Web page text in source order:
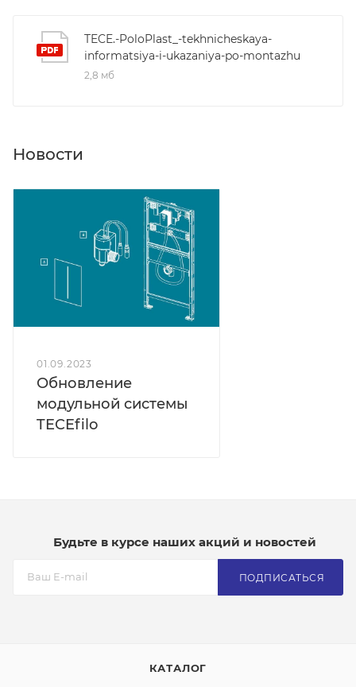
TECE.-PoloPlast_-tekhnicheskaya-
informatsiya-i-ukazaniya-po-montazhu
2,8 мб
Новости
01.09.2023
Обновление
модульной системы
TECEfilo
Будьте в курсе наших акций и новостей
ПОДПИСАТЬСЯ
КАТАЛОГ